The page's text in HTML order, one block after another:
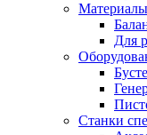
Для
Станки